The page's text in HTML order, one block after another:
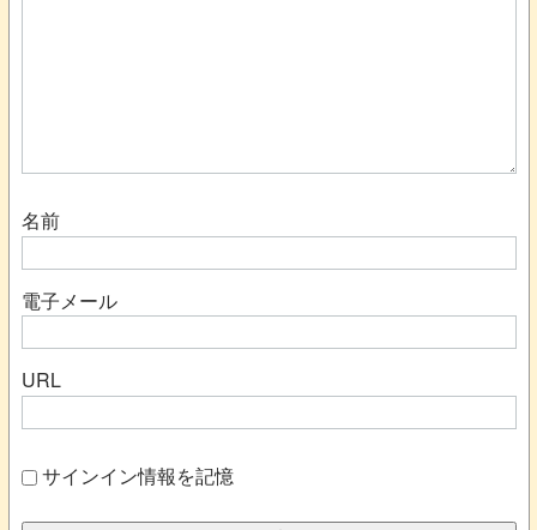
名前
電子メール
URL
サインイン情報を記憶